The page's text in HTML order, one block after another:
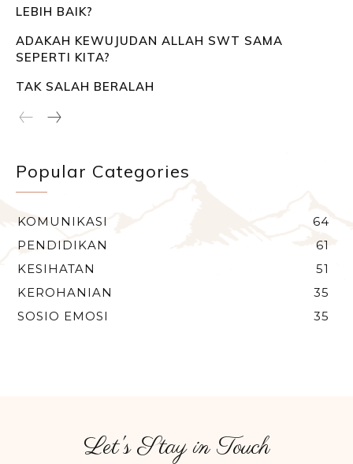
LEBIH BAIK?
ADAKAH KEWUJUDAN ALLAH SWT SAMA
SEPERTI KITA?
TAK SALAH BERALAH
Popular Categories
KOMUNIKASI
64
PENDIDIKAN
61
KESIHATAN
51
KEROHANIAN
35
SOSIO EMOSI
35
Let's Stay in Touch